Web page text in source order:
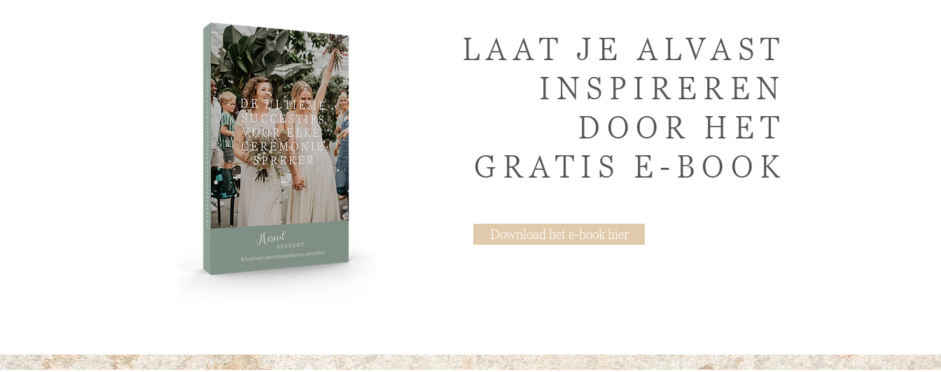
LAAT JE ALVAST
INSPIREREN
DOOR HET
GRATIS E-BOOK
Download het e-book hier